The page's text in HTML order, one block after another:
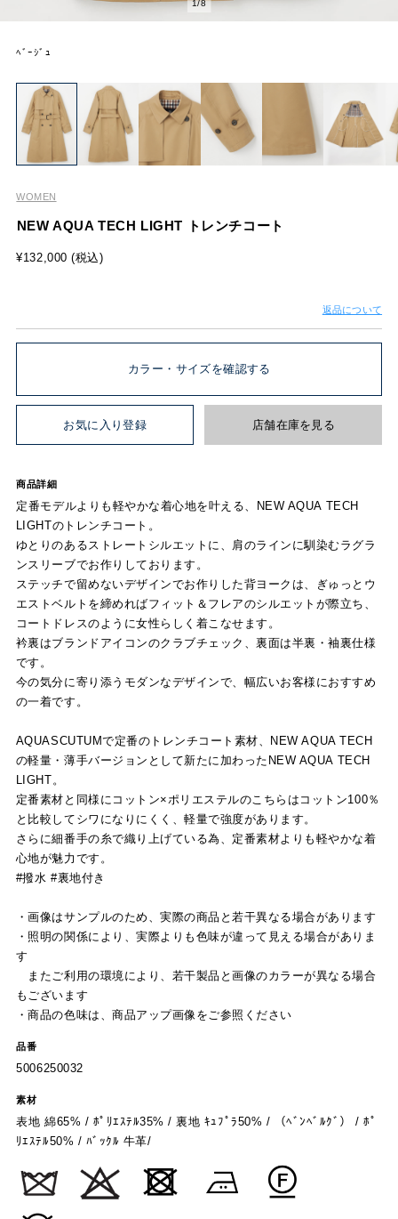
1/8
ﾍﾞｰｼﾞｭ
WOMEN
NEW AQUA TECH LIGHT トレンチコート
¥132,000 (税込)
返品について
カラー・サイズを確認する
お気に入り登録 店舗在庫を見る
商品詳細
定番モデルよりも軽やかな着心地を叶える、NEW AQUA TECH
LIGHTのトレンチコート。
ゆとりのあるストレートシルエットに、肩のラインに馴染むラグラ
ンスリーブでお作りしております。
ステッチで留めないデザインでお作りした背ヨークは、ぎゅっとウ
エストベルトを締めればフィット＆フレアのシルエットが際立ち、
コートドレスのように女性らしく着こなせます。
衿裏はブランドアイコンのクラブチェック、裏面は半裏・袖裏仕様
です。
今の気分に寄り添うモダンなデザインで、幅広いお客様におすすめ
の一着です。
AQUASCUTUMで定番のトレンチコート素材、NEW AQUA TECH
の軽量・薄手バージョンとして新たに加わったNEW AQUA TECH
LIGHT。
定番素材と同様にコットン×ポリエステルのこちらはコットン100％
と比較してシワになりにくく、軽量で強度があります。
さらに細番手の糸で織り上げている為、定番素材よりも軽やかな着
心地が魅力です。
#撥水 #裏地付き
・画像はサンプルのため、実際の商品と若干異なる場合があります
・照明の関係により、実際よりも色味が違って見える場合がありま
す
またご利用の環境により、若干製品と画像のカラーが異なる場合
もございます
・商品の色味は、商品アップ画像をご参照ください
品番
5006250032
素材
表地 綿65% / ﾎﾟﾘｴｽﾃﾙ35% / 裏地 ｷｭﾌﾟﾗ50% / （ﾍﾞﾝﾍﾞﾙｸﾞ） / ﾎﾟ
ﾘｴｽﾃﾙ50% / ﾊﾞｯｸﾙ 牛革/